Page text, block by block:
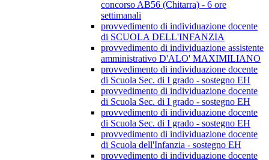
concorso AB56 (Chitarra) - 6 ore
settimanali
provvedimento di individuazione docente
di SCUOLA DELL'INFANZIA
provvedimento di individuazione assistente
amministrativo D'ALO' MAXIMILIANO
provvedimento di individuazione docente
di Scuola Sec. di I grado - sostegno EH
provvedimento di individuazione docente
di Scuola Sec. di I grado - sostegno EH
provvedimento di individuazione docente
di Scuola Sec. di I grado - sostegno EH
provvedimento di individuazione docente
di Scuola dell'Infanzia - sostegno EH
provvedimento di individuazione docente